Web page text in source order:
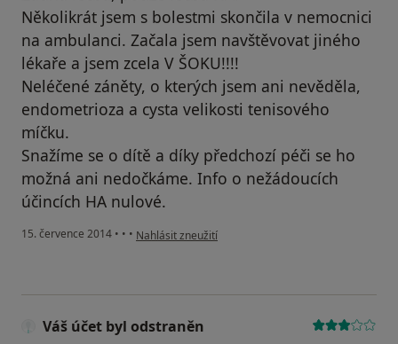
Několikrát jsem s bolestmi skončila v nemocnici
na ambulanci. Začala jsem navštěvovat jiného
lékaře a jsem zcela V ŠOKU!!!!
Neléčené záněty, o kterých jsem ani nevěděla,
endometrioza a cysta velikosti tenisového
míčku.
Snažíme se o dítě a díky předchozí péči se ho
možná ani nedočkáme. Info o nežádoucích
účincích HA nulové.
15. července 2014 • • • podle názoru uživatele Váš účet byl odstraněn
Nahlásit zneužití
Váš účet byl odstraněn